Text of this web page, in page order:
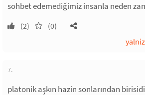
sohbet edemediğimiz insanla neden
(2) (0)
7.
platonik aşkın hazin sonlarından